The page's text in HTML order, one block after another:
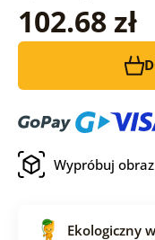
102.68 zł
Wypróbuj
Ekologiczny